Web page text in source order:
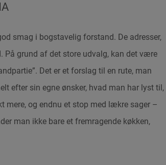
smag i bogstavelig forstand. De adresser,
På grund af det store udvalg, kan det være
Det er et forslag til en rute, man
efter sin egne ønsker, hvad man har lyst til,
mere, og endnu et stop med lækre sager –
man ikke bare et fremragende køkken,